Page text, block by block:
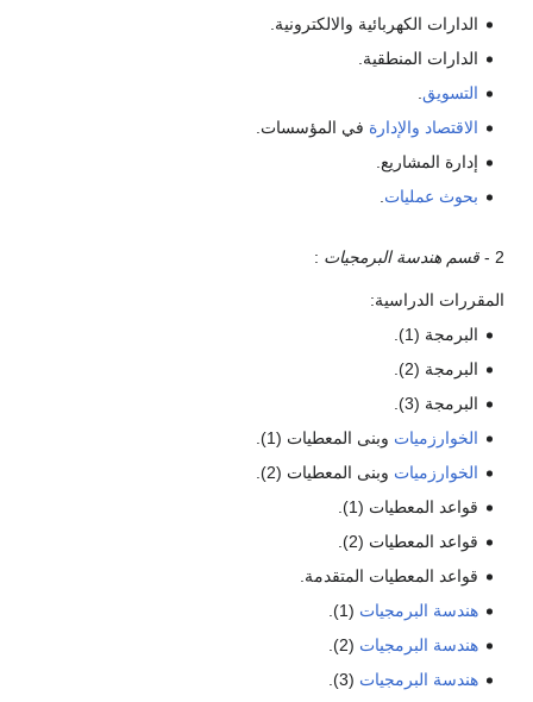
الدارات الكهربائية والالكترونية.
الدارات المنطقية.
التسويق
الاقتصاد والإدارة في المؤسسات.
إدارة المشاريع.
بحوث عمليات
2 - قسم هندسة البرمجيات :
المقررات الدراسية:
البرمجة (1).
البرمجة (2).
البرمجة (3).
الخوارزميات وبنى المعطيات (1).
الخوارزميات وبنى المعطيات (2).
قواعد المعطيات (1).
قواعد المعطيات (2).
قواعد المعطيات المتقدمة.
هندسة البرمجيات (1).
هندسة البرمجيات (2).
هندسة البرمجيات (3).